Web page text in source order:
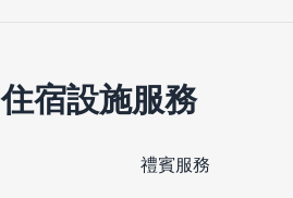
住宿設施服務
禮賓服務